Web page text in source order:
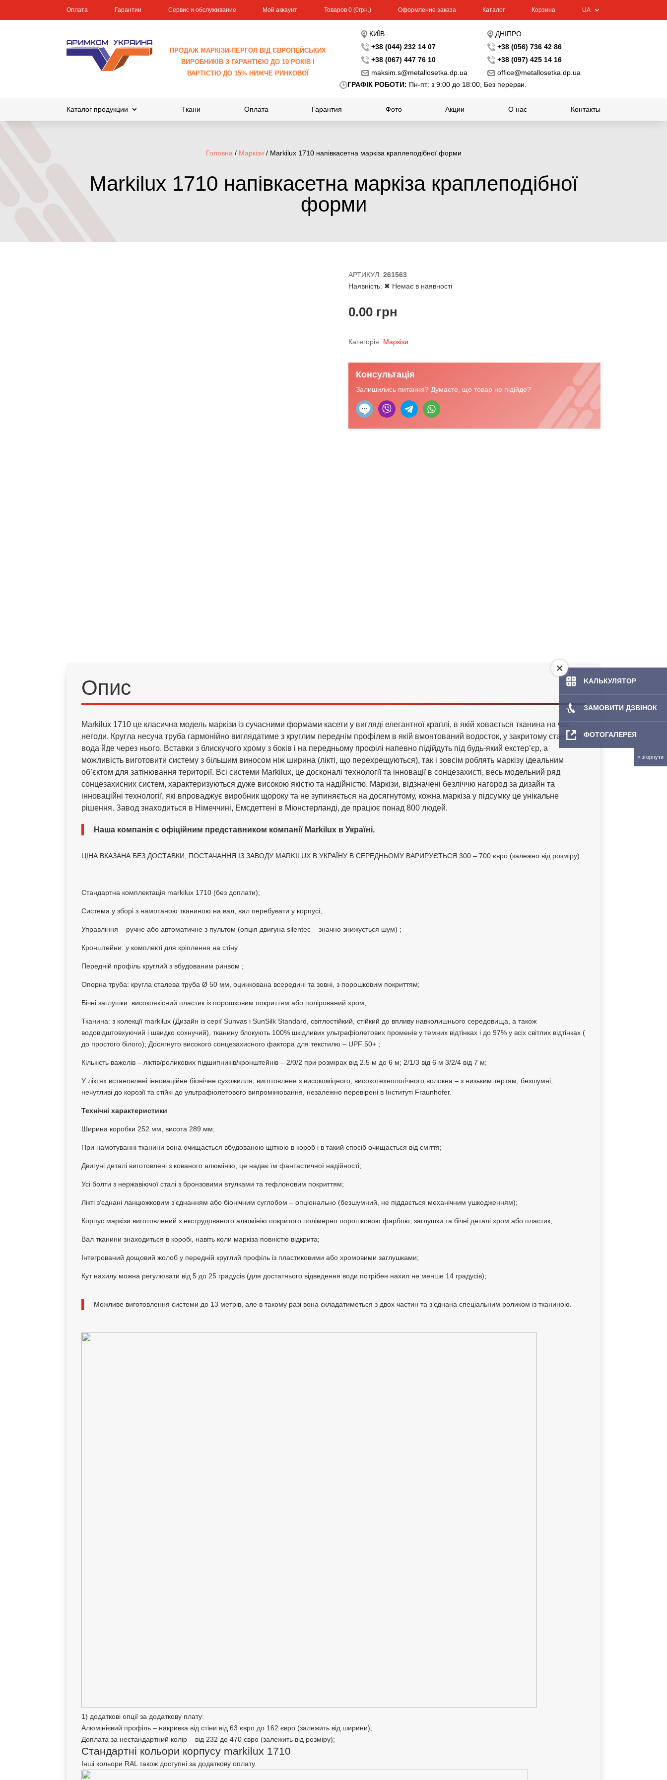
Оплата Гарантии Сервис и обслуживание Мой аккаунт Toвapoв 0 (0гpн.) Оформление заказа Каталог Корзина UA
ПРОДАЖ МАРКІЗИ-ПЕРГОЛ ВІД ЄВРОПЕЙСЬКИХ
ВИРОБНИКІВ З ГАРАНТІЄЮ ДО 10 РОКІВ І
ВАРТІСТЮ ДО 15% НИЖЧЕ РИНКОВОЇ
ДНІПРО
+38 (056) 736 42 86
+38 (097) 425 14 16
office@metallosetka.dp.ua
КИЇВ
+38 (044) 232 14 07
+38 (067) 447 76 10
maksim.s@metallosetka.dp.ua
ГРАФІК РОБОТИ: Пн-пт: з 9:00 до 18:00, Без перерви.
Каталог продукции Ткани Оплата Гарантия Фото Акции О нас Контакты
Головна / Маркізи / Markilux 1710 напівкасетна маркіза краплеподібної форми
Markilux 1710 напівкасетна маркіза краплеподібної
форми
АРТИКУЛ: 261563
Наявність: ✖ Немає в наявності
0.00грн
Категорія: Маркізи
Консультація
Залишились питання? Думаєте, що товар не підійде?
Опис
Markilux 1710 це класична модель маркізи із сучасними формами касети у вигляді елегантної краплі, в якій ховається тканина на час
негоди. Кругла несуча труба гармонійно виглядатиме з круглим переднім профілем в якій вмонтований водосток, у закритому стані вся
вода йде через нього. Вставки з блискучого хрому з боків і на передньому профілі напевно підійдуть під будь-який екстер’єр, а
можливість виготовити систему з більшим виносом ніж ширина (лікті, що перехрещуються), так і зовсім роблять маркізу ідеальним
об’єктом для затінювання території. Всі системи Markilux, це досконалі технології та інновації в сонцезахисті, весь модельний ряд
сонцезахисних систем, характеризуються дуже високою якістю та надійністю. Маркізи, відзначені безліччю нагород за дизайн та
інноваційні технології, які впроваджує виробник щороку та не зупиняється на досягнутому, кожна маркіза у підсумку це унікальне
рішення. Завод знаходиться в Німеччині, Емсдеттені в Мюнстерланді, де працює понад 800 людей.
Наша компанія є офіційним представником компанії Markilux в Україні.
ЦІНА ВКАЗАНА БЕЗ ДОСТАВКИ, ПОСТАЧАННЯ ІЗ ЗАВОДУ MARKILUX В УКРАЇНУ В СЕРЕДНЬОМУ ВАРИРУЄТЬСЯ 300 – 700 євро (залежно від розміру)
Стандартна комплектація markilux 1710 (без доплати);
Система у зборі з намотаною тканиною на вал, вал перебувати у корпусі;
Управління – ручне або автоматичне з пультом (опція двигуна silentec – значно знижується шум) ;
Кронштейни: у комплекті для кріплення на стіну
Передній профіль круглий з вбудованим ринвом ;
Опорна труба: кругла сталева труба Ø 50 мм, оцинкована всередині та зовні, з порошковим покриттям;
Бічні заглушки: високоякісний пластик із порошковим покриттям або полірований хром;
Тканина: з колекції markilux (Дизайн із серії Sunvas і SunSilk Standard, світлостійкий, стійкий до впливу навколишнього середовища, а також
водовідштовхуючий і швидко сохнучий), тканину блокують 100% шкідливих ультрафіолетових променів у темних відтінках і до 97% у всіх світлих відтінках (
до простого білого); Досягнуто високого сонцезахисного фактора для текстилю – UPF 50+ ;
Кількість важелів – ліктів/роликових підшипників/кронштейнів – 2/0/2 при розмірах від 2.5 м до 6 м; 2/1/3 від 6 м 3/2/4 від 7 м;
У ліктях встановлені інноваційне біонічне сухожилля, виготовлене з високоміцного, високотехнологічного волокна – з низьким тертям, безшумні,
нечутливі до корозії та стійкі до ультрафіолетового випромінювання, незалежно перевірені в Інституті Fraunhofer.
Технічні характеристики
Ширина коробки 252 мм, висота 289 мм;
При намотуванні тканини вона очищається вбудованою щіткою в короб і в такий спосіб очищається від сміття;
Двигуні деталі виготовлені з кованого алюмінію, це надає їм фантастичної надійності;
Усі болти з нержавіючої сталі з бронзовими втулками та тефлоновим покриттям;
Лікті з’єднані ланцюжковим з’єднанням або біонічним суглобом – опціонально (безшумний, не піддається механічним ушкодженням);
Корпус маркізи виготовлений з екструдованого алюмінію покритого полімерно порошковою фарбою, заглушки та бічні деталі хром або пластик;
Вал тканини знаходиться в коробі, навіть коли маркіза повністю відкрита;
Інтегрований дощовий жолоб у передній круглий профіль із пластиковими або хромовими заглушками;
Кут нахилу можна регулювати від 5 до 25 градусів (для достатнього відведення води потрібен нахил не менше 14 градусів);
Можливе виготовлення системи до 13 метрів, але в такому разі вона складатиметься з двох частин та з’єднана спеціальним роликом із тканиною.
1) додаткові опції за додаткову плату:
Алюмінієвий профіль – накривка від стіни від 63 євро до 162 євро (залежить від ширини);
Доплата за нестандартний колір – від 232 до 470 євро (залежить від розміру);
Стандартні кольори корпусу markilux 1710
Інші кольори RAL також доступні за додаткову оплату.
KAЛЬКУЛЯТOP
ЗАМОВИТИ ДЗВІНОК
ФОТОГАЛЕРЕЯ